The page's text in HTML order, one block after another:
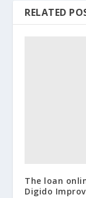
RELATED
The loan
Digido